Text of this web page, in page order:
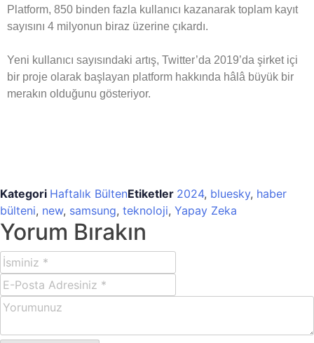
Platform, 850 binden fazla kullanıcı kazanarak toplam kayıt
sayısını 4 milyonun biraz üzerine çıkardı.
Yeni kullanıcı sayısındaki artış, Twitter’da 2019’da şirket içi
bir proje olarak başlayan platform hakkında hâlâ büyük bir
merakın olduğunu gösteriyor.
Kategori Haftalık BültenEtiketler 2024, bluesky, haber
bülteni, new, samsung, teknoloji, Yapay Zeka
Yorum Bırakın